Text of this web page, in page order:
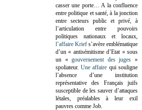
casser une porte… A la confluence
entre politique et santé, à la jonction
entre secteurs public et privé, à
l’articulation entre pouvoirs
politiques nationaux et locaux,
l’affaire Krief s’avère emblématique
d’un « antisémitisme d’Etat » sous
un «gouvernement des juges »
spoliateur.Une affaire qui souligne
l’absence d’une institution
représentative des Français juifs
susceptible de les sauver d’attaques
létales, préalables à leur exil
pauvres comme Job.